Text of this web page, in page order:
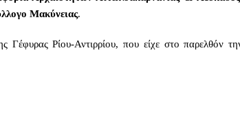
Μακύνειας.
Γέφυρας Ρίου-Αντιρρίου, που είχε στο παρελθόν